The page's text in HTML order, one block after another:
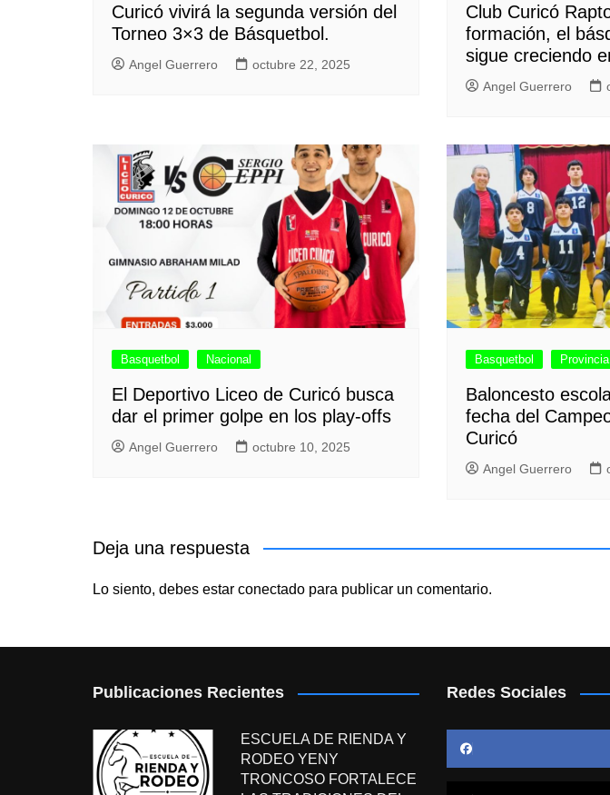
Curicó vivirá la segunda versión del
Torneo 3×3 de Básquetbol.
Angel Guerrero octubre 22, 2025
Club Curicó
formación, el
sigue creciendo
Angel Guerrero
Basquetbol Nacional
El Deportivo Liceo de Curicó busca
dar el primer golpe en los play-offs
Angel Guerrero octubre 10, 2025
Basquetbol
Baloncesto
fecha del
Curicó
Angel Guerrero
Deja una respuesta
Lo siento, debes estar conectado para publicar un comentario.
Publicaciones Recientes
ESCUELA DE RIENDA Y
RODEO YENY
TRONCOSO FORTALECE
Redes Sociales